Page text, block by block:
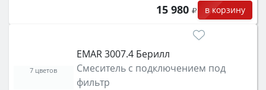
15 980 в корзину
EMAR 3007.4 Берилл
Смеситель с подключением под
фильтр
7 цветов